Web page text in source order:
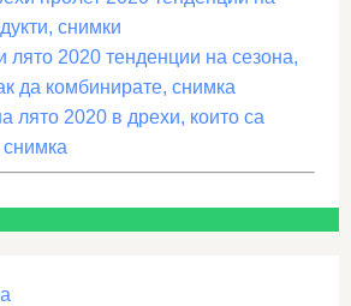
снимки
лято 2020 тенденции на сезона,
да комбинирате, снимка
лято 2020 в дрехи, които са